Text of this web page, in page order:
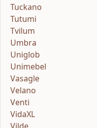
Tuckano
Tutumi
Tvilum
Umbra
Uniglob
Unimebel
Vasagle
Velano
Venti
VidaXL